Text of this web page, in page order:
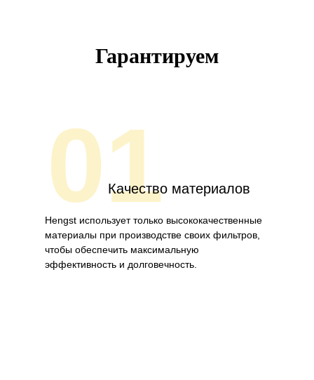
Гарантируем
01Качество материалов
Hengst использует только высококачественные
материалы при производстве своих фильтров,
чтобы обеспечить максимальную
эффективность и долговечность.